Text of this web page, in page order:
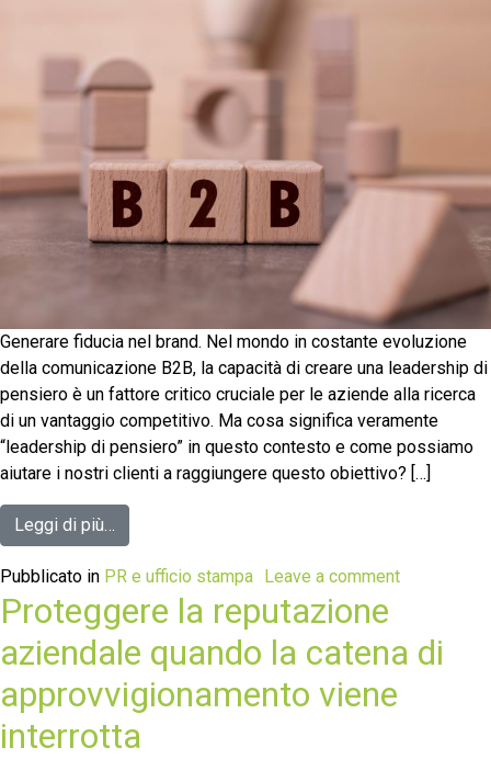
Generare fiducia nel brand. Nel mondo in costante evoluzione
della comunicazione B2B, la capacità di creare una leadership di
pensiero è un fattore critico cruciale per le aziende alla ricerca
di un vantaggio competitivo. Ma cosa significa veramente
“leadership di pensiero” in questo contesto e come possiamo
aiutare i nostri clienti a raggiungere questo obiettivo? […]
Leggi di più…
Pubblicato in PR e ufficio stampa Leave a comment
Proteggere la reputazione
aziendale quando la catena di
approvvigionamento viene
interrotta